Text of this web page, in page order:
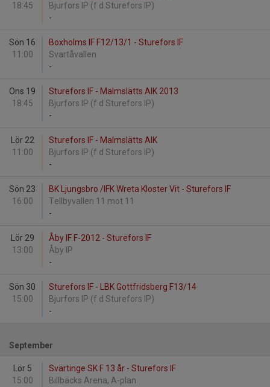
18:45
Bjurfors IP (f d Sturefors IP)
-
Sön 16
11:00
Boxholms IF F12/13/1 - Sturefors IF
Svartåvallen
-
Ons 19
18:45
Sturefors IF - Malmslätts AIK 2013
Bjurfors IP (f d Sturefors IP)
-
Lör 22
11:00
Sturefors IF - Malmslätts AIK
Bjurfors IP (f d Sturefors IP)
-
Sön 23
16:00
BK Ljungsbro /IFK Wreta Kloster Vit - Sturefors IF
Tellbyvallen 11 mot 11
-
Lör 29
13:00
Åby IF F-2012 - Sturefors IF
Åby IP
-
Sön 30
15:00
Sturefors IF - LBK Gottfridsberg F13/14
Bjurfors IP (f d Sturefors IP)
-
September
Lör 5
15:00
Svärtinge SK F 13 år - Sturefors IF
Billbäcks Arena, A-plan